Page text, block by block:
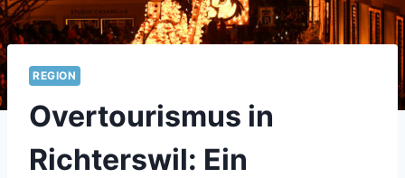
REGION
Overtourismus in
Richterswil: Ein